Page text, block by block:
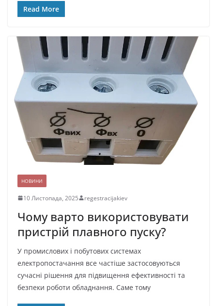
Read More
НОВИНИ
10 Листопада, 2025 regestracijakiev
Чому варто використовувати
пристрій плавного пуску?
У промислових і побутових системах
електропостачання все частіше застосовуються
сучасні рішення для підвищення ефективності та
безпеки роботи обладнання. Саме тому